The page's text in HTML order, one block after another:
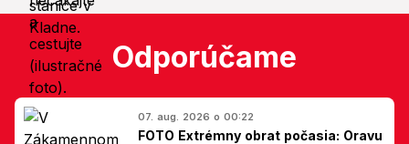
Odporúčame
07. aug. 2026 o 00:22
FOTO Extrémny obrat počasia: Oravu